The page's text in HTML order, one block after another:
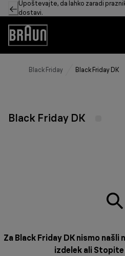
Skip
to
Content
Upoštevajte, da lahko zaradi
dostavi.
Accessibility
Statement
Black Friday Black Friday DK
Black Friday DK
Za Black Friday DK nismo
izdelek ali Stopite